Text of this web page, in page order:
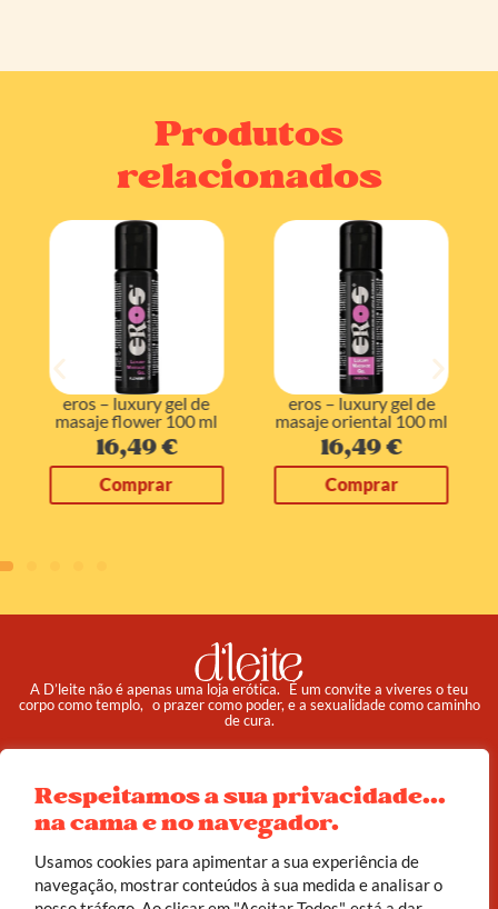
Respeitamos a sua privacidade...
na cama e no navegador.
Usamos cookies para apimentar a sua experiência de
navegação, mostrar conteúdos à sua medida e analisar o
Produtos
relacionados
eros – luxury gel de
masaje flower 100 ml
16,49€
Comprar
eros – luxury gel de
masaje oriental 100 ml
16,49€
Comprar
A D’leite não é apenas uma loja erótica. É um convite a viveres o teu
corpo como templo, o prazer como poder, e a sexualidade como caminho
de cura.
Pedidos
Reembolso e Devoluções
Termos e Condições
Institucional
Sobre
Política de Privacidade